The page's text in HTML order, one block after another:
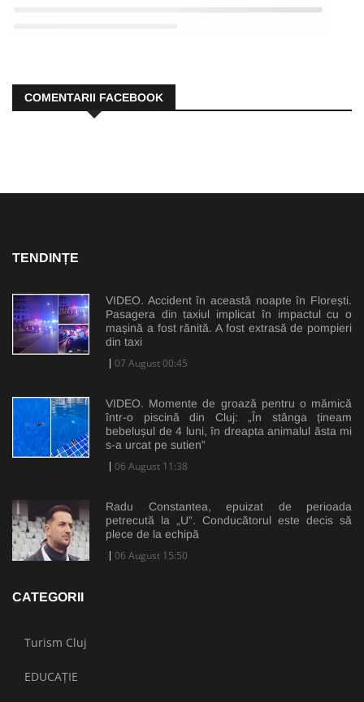
COMENTARII FACEBOOK
TENDINȚE
VIDEO. Accident în această noapte în Florești.
Pasagera din taxiul implicat în impactul cu o
mașină a fost rănită. A fost extrasă de pompieri
din taxi
07 August 00:45
VIDEO. Momente de groază pentru o mămică
într-o piscină din Cluj: „În stânga țineam
bebelușul de 4 luni, în dreapta animalul ăsta mi
s-a urcat pe sutien”
06 August 11:38
Radu Constantea, epuizat de perioada
petrecută la „U”. Conducătorul este decis să
plece de la echipă
06 August 15:50
CATEGORII
Turism Cluj
EDUCAȚIE